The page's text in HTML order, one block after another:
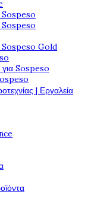
Sospeso
Sospeso
Sospeso Gold
Sospeso
| Εργαλεία